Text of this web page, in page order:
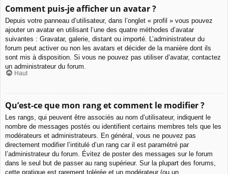
Comment puis-je afficher un avatar ?
Depuis votre panneau d’utilisateur, dans l’onglet « profil » vous pouvez
ajouter un avatar en utilisant l’une des quatre méthodes d’avatar
suivantes : Gravatar, galerie, distant ou importé. L’administrateur du
forum peut activer ou non les avatars et décider de la manière dont ils
sont mis à disposition. Si vous ne pouvez pas utiliser d’avatar, contactez
un administrateur du forum.
Haut
Qu’est-ce que mon rang et comment le modifier ?
Les rangs, qui peuvent être associés au nom d’utilisateur, indiquent le
nombre de messages postés ou identifient certains membres tels que les
modérateurs et administrateurs. En général, vous ne pouvez pas
directement modifier l’intitulé d’un rang car il est paramétré par
l’administrateur du forum. Évitez de poster des messages sur le forum
dans le seul but de passer au rang supérieur. Sur la plupart des forums,
cette pratique est rarement tolérée et un modérateur (ou un